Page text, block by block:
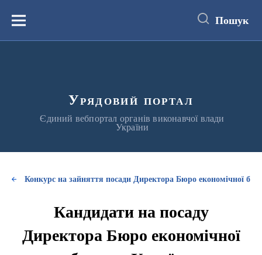
вмістуМеню Пошук
Урядовий портал
Єдиний вебпортал органів виконавчої влади
України
Конкурс на зайняття посади Директора Бюро економічної
Кандидати на посаду
Директора Бюро економічної